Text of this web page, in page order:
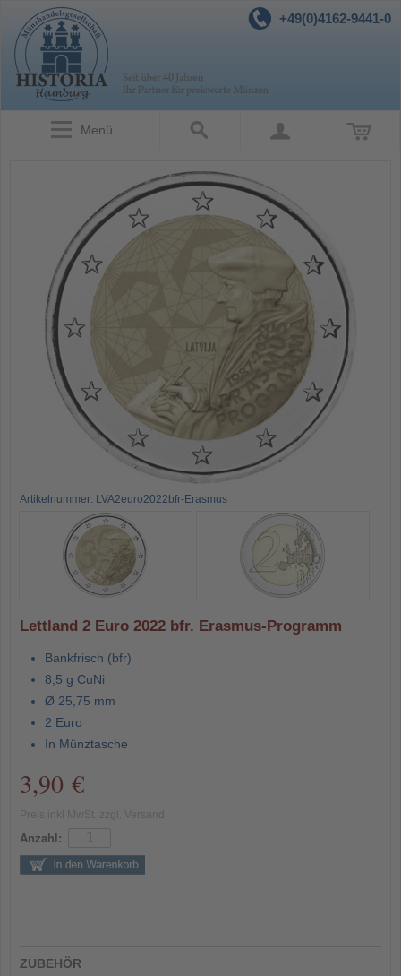
+49(0)4162-9441-0
Menü
Artikelnummer: LVA2euro2022bfr-Erasmus
Lettland 2 Euro 2022 bfr. Erasmus-Programm
Bankfrisch (bfr)
8,5 g CuNi
Ø 25,75 mm
2 Euro
In Münztasche
3,90 €
Anzahl:
ZUBEHÖR